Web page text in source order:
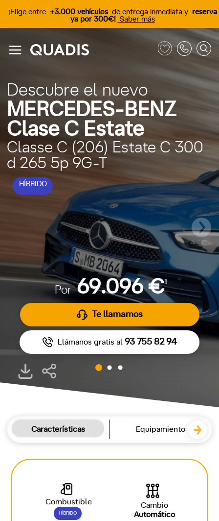
¡Elige entre +3.000 vehículos de entrega inmediata y reserva
ya por 300€! Saber más
Descubre el nuevo
MERCEDES-BENZ
Clase C Estate
HÍBRIDO
Classe C (206) Estate C 300
d 265 5p 9G-T
Por69.096 €1
Te llamamos
Llámanos gratis al 93 755 82 94
Características Equipamiento
Combustible
HÍBRIDO
Cambio
Automático